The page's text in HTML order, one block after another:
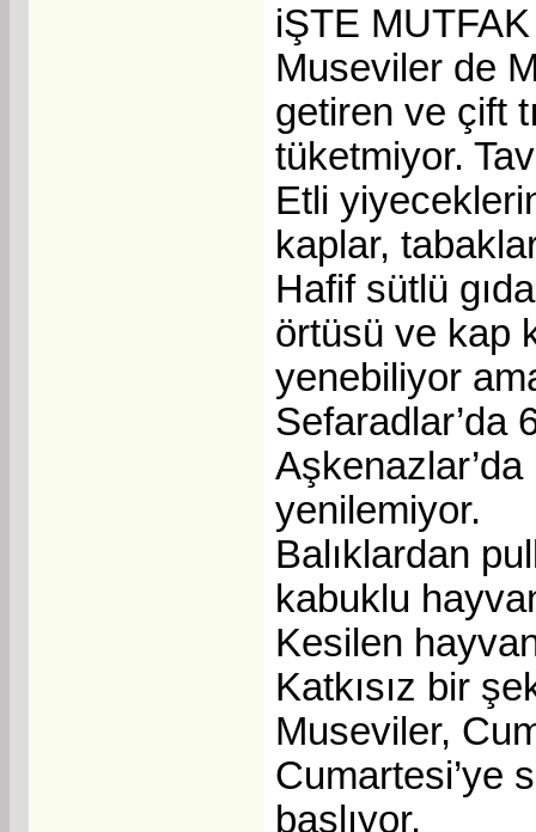
iŞTE
Museviler de
getiren ve çift
tüketmiyor.
Etli
kaplar,
Hafif sütlü
örtüsü ve kap
yenebiliyor
Sefaradlar’da
yenilemiyor.
Balıklardan
kabuklu
Kesilen
Katkısız bir
Museviler,
Cumartesi’ye
başlıyor.